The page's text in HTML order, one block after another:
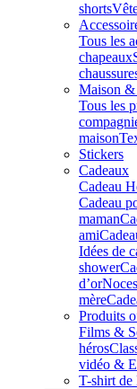
shorts
Tous les
chapeaux
Maison &
Tous les
maison
Stickers
Cadeaux
Cadeau
Cadeau
maman
ami
Idées de
shower
d’or
mère
Produits
Films &
héros
vidéo &
T-shirt de